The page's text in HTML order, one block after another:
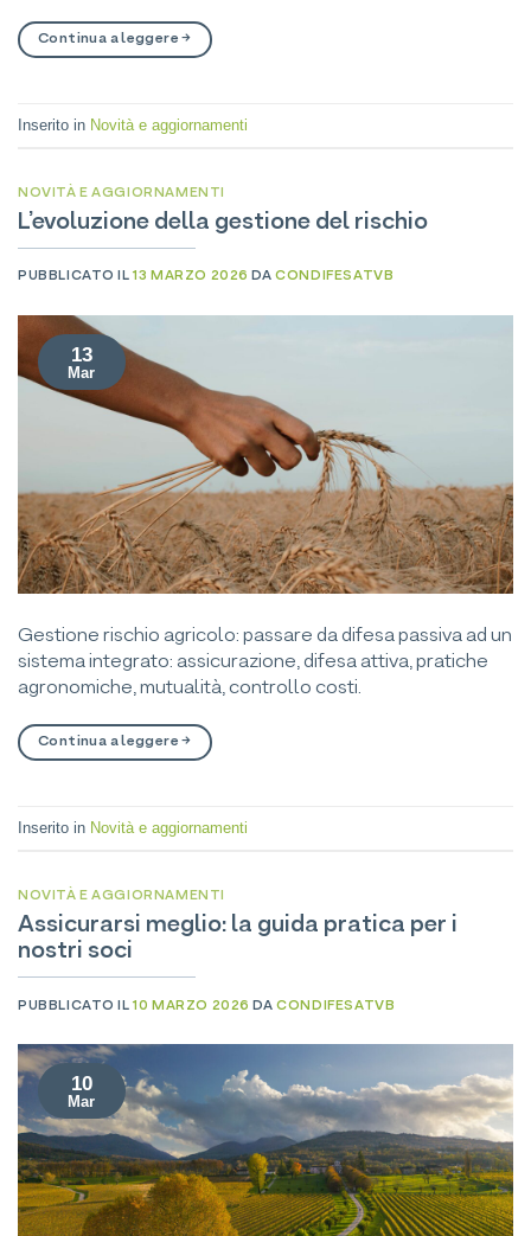
Continua a leggere→
Inserito in Novità e aggiornamenti
NOVITÀ E AGGIORNAMENTI
L’evoluzione della gestione del rischio
PUBBLICATO IL13 MARZO 2026 DACONDIFESATVB
13
Mar
Gestione rischio agricolo: passare da difesa passiva ad un
sistema integrato: assicurazione, difesa attiva, pratiche
agronomiche, mutualità, controllo costi.
Continua a leggere→
Inserito in Novità e aggiornamenti
NOVITÀ E AGGIORNAMENTI
Assicurarsi meglio: la guida pratica per i
nostri soci
PUBBLICATO IL10 MARZO 2026 DACONDIFESATVB
10
Mar